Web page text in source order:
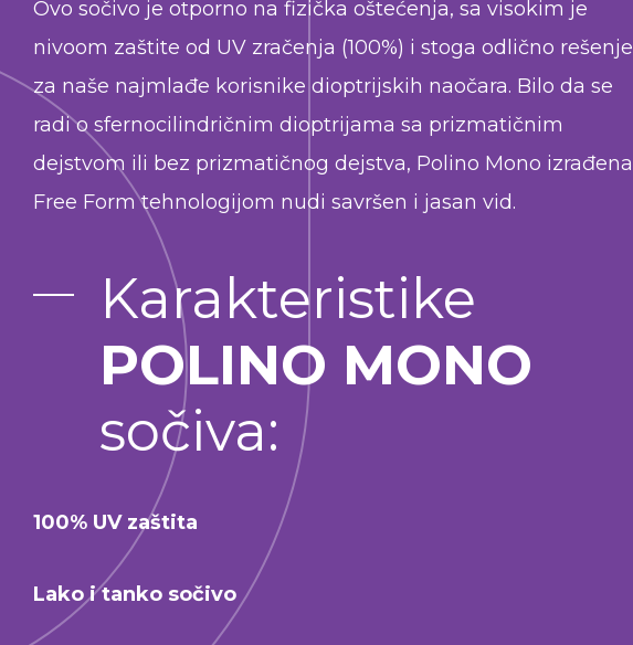
Ovo sočivo je otporno na fizička oštećenja, sa visokim je
nivoom zaštite od UV zračenja (100%) i stoga odlično rešenje
za naše najmlađe korisnike dioptrijskih naočara. Bilo da se
radi o sfernocilindričnim dioptrijama sa prizmatičnim
dejstvom ili bez prizmatičnog dejstva, Polino Mono izrađena
Free Form tehnologijom nudi savršen i jasan vid.
Karakteristike
POLINO MONO
sočiva:
100% UV zaštita
Lako i tanko sočivo